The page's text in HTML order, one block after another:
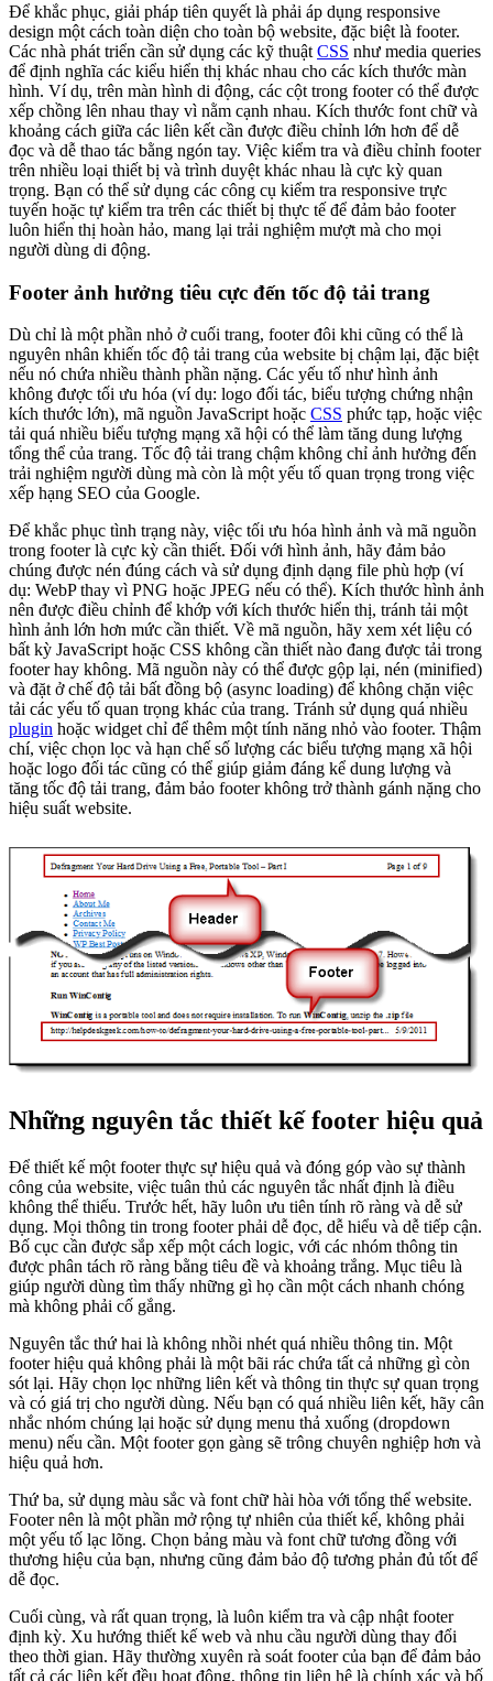
Để khắc phục, giải pháp tiên quyết là phải áp dụng responsive
design một cách toàn diện cho toàn bộ website, đặc biệt là footer.
Các nhà phát triển cần sử dụng các kỹ thuật CSS như media queries
để định nghĩa các kiểu hiển thị khác nhau cho các kích thước màn
hình. Ví dụ, trên màn hình di động, các cột trong footer có thể được
xếp chồng lên nhau thay vì nằm cạnh nhau. Kích thước font chữ và
khoảng cách giữa các liên kết cần được điều chỉnh lớn hơn để dễ
đọc và dễ thao tác bằng ngón tay. Việc kiểm tra và điều chỉnh footer
trên nhiều loại thiết bị và trình duyệt khác nhau là cực kỳ quan
trọng. Bạn có thể sử dụng các công cụ kiểm tra responsive trực
tuyến hoặc tự kiểm tra trên các thiết bị thực tế để đảm bảo footer
luôn hiển thị hoàn hảo, mang lại trải nghiệm mượt mà cho mọi
người dùng di động.
Footer ảnh hưởng tiêu cực đến tốc độ tải trang
Dù chỉ là một phần nhỏ ở cuối trang, footer đôi khi cũng có thể là
nguyên nhân khiến tốc độ tải trang của website bị chậm lại, đặc biệt
nếu nó chứa nhiều thành phần nặng. Các yếu tố như hình ảnh
không được tối ưu hóa (ví dụ: logo đối tác, biểu tượng chứng nhận
kích thước lớn), mã nguồn JavaScript hoặc CSS phức tạp, hoặc việc
tải quá nhiều biểu tượng mạng xã hội có thể làm tăng dung lượng
tổng thể của trang. Tốc độ tải trang chậm không chỉ ảnh hưởng đến
trải nghiệm người dùng mà còn là một yếu tố quan trọng trong việc
xếp hạng SEO của Google.
Để khắc phục tình trạng này, việc tối ưu hóa hình ảnh và mã nguồn
trong footer là cực kỳ cần thiết. Đối với hình ảnh, hãy đảm bảo
chúng được nén đúng cách và sử dụng định dạng file phù hợp (ví
dụ: WebP thay vì PNG hoặc JPEG nếu có thể). Kích thước hình ảnh
nên được điều chỉnh để khớp với kích thước hiển thị, tránh tải một
hình ảnh lớn hơn mức cần thiết. Về mã nguồn, hãy xem xét liệu có
bất kỳ JavaScript hoặc CSS không cần thiết nào đang được tải trong
footer hay không. Mã nguồn này có thể được gộp lại, nén (minified)
và đặt ở chế độ tải bất đồng bộ (async loading) để không chặn việc
tải các yếu tố quan trọng khác của trang. Tránh sử dụng quá nhiều
plugin hoặc widget chỉ để thêm một tính năng nhỏ vào footer. Thậm
chí, việc chọn lọc và hạn chế số lượng các biểu tượng mạng xã hội
hoặc logo đối tác cũng có thể giúp giảm đáng kể dung lượng và
tăng tốc độ tải trang, đảm bảo footer không trở thành gánh nặng cho
hiệu suất website.
Những nguyên tắc thiết kế footer hiệu quả
Để thiết kế một footer thực sự hiệu quả và đóng góp vào sự thành
công của website, việc tuân thủ các nguyên tắc nhất định là điều
không thể thiếu. Trước hết, hãy luôn ưu tiên tính rõ ràng và dễ sử
dụng. Mọi thông tin trong footer phải dễ đọc, dễ hiểu và dễ tiếp cận.
Bố cục cần được sắp xếp một cách logic, với các nhóm thông tin
được phân tách rõ ràng bằng tiêu đề và khoảng trắng. Mục tiêu là
giúp người dùng tìm thấy những gì họ cần một cách nhanh chóng
mà không phải cố gắng.
Nguyên tắc thứ hai là không nhồi nhét quá nhiều thông tin. Một
footer hiệu quả không phải là một bãi rác chứa tất cả những gì còn
sót lại. Hãy chọn lọc những liên kết và thông tin thực sự quan trọng
và có giá trị cho người dùng. Nếu bạn có quá nhiều liên kết, hãy cân
nhắc nhóm chúng lại hoặc sử dụng menu thả xuống (dropdown
menu) nếu cần. Một footer gọn gàng sẽ trông chuyên nghiệp hơn và
hiệu quả hơn.
Thứ ba, sử dụng màu sắc và font chữ hài hòa với tổng thể website.
Footer nên là một phần mở rộng tự nhiên của thiết kế, không phải
một yếu tố lạc lõng. Chọn bảng màu và font chữ tương đồng với
thương hiệu của bạn, nhưng cũng đảm bảo độ tương phản đủ tốt để
dễ đọc.
Cuối cùng, và rất quan trọng, là luôn kiểm tra và cập nhật footer
định kỳ. Xu hướng thiết kế web và nhu cầu người dùng thay đổi
theo thời gian. Hãy thường xuyên rà soát footer của bạn để đảm bảo
tất cả các liên kết đều hoạt động, thông tin liên hệ là chính xác và bố